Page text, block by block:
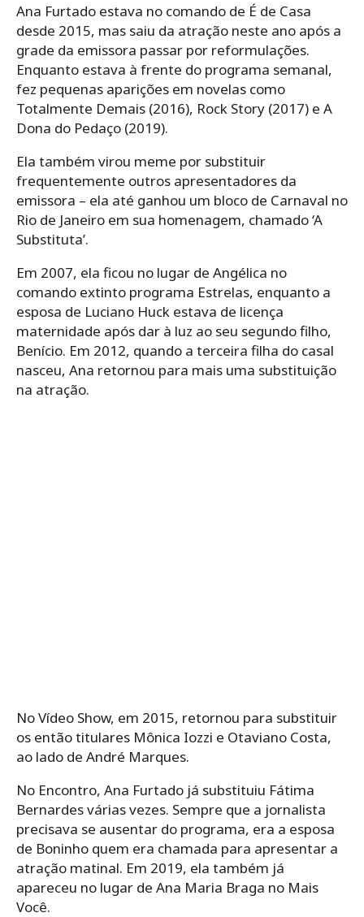
Ana Furtado estava no comando de É de Casa
desde 2015, mas saiu da atração neste ano após a
grade da emissora passar por reformulações.
Enquanto estava à frente do programa semanal,
fez pequenas aparições em novelas como
Totalmente Demais (2016), Rock Story (2017) e A
Dona do Pedaço (2019).
Ela também virou meme por substituir
frequentemente outros apresentadores da
emissora – ela até ganhou um bloco de Carnaval no
Rio de Janeiro em sua homenagem, chamado ‘A
Substituta’.
Em 2007, ela ficou no lugar de Angélica no
comando extinto programa Estrelas, enquanto a
esposa de Luciano Huck estava de licença
maternidade após dar à luz ao seu segundo filho,
Benício. Em 2012, quando a terceira filha do casal
nasceu, Ana retornou para mais uma substituição
na atração.
No Vídeo Show, em 2015, retornou para substituir
os então titulares Mônica Iozzi e Otaviano Costa,
ao lado de André Marques.
No Encontro, Ana Furtado já substituiu Fátima
Bernardes várias vezes. Sempre que a jornalista
precisava se ausentar do programa, era a esposa
de Boninho quem era chamada para apresentar a
atração matinal. Em 2019, ela também já
apareceu no lugar de Ana Maria Braga no Mais
Você.